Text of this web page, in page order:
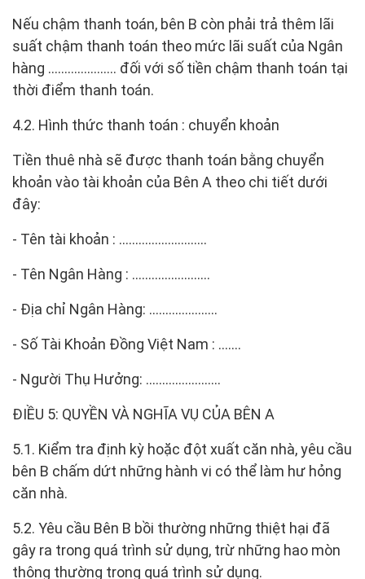
Nếu chậm thanh toán, bên B còn phải trả thêm lãi
suất chậm thanh toán theo mức lãi suất của Ngân
hàng ………………… đối với số tiền chậm thanh toán tại
thời điểm thanh toán.
4.2. Hình thức thanh toán : chuyển khoản
Tiền thuê nhà sẽ được thanh toán bằng chuyển
khoản vào tài khoản của Bên A theo chi tiết dưới
đây:
- Tên tài khoản : ………………………
- Tên Ngân Hàng : ……………………
- Địa chỉ Ngân Hàng: …………………
- Số Tài Khoản Đồng Việt Nam : …….
- Người Thụ Hưởng: …………………..
ĐIỀU 5: QUYỀN VÀ NGHĨA VỤ CỦA BÊN A
5.1. Kiểm tra định kỳ hoặc đột xuất căn nhà, yêu cầu
bên B chấm dứt những hành vi có thể làm hư hỏng
căn nhà.
5.2. Yêu cầu Bên B bồi thường những thiệt hại đã
gây ra trong quá trình sử dụng, trừ những hao mòn
thông thường trong quá trình sử dụng.